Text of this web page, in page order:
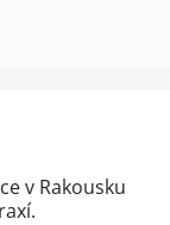
v Rakousku